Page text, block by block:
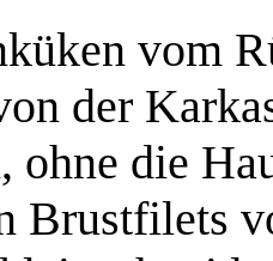
vom
der
ohne die
Brustfilets